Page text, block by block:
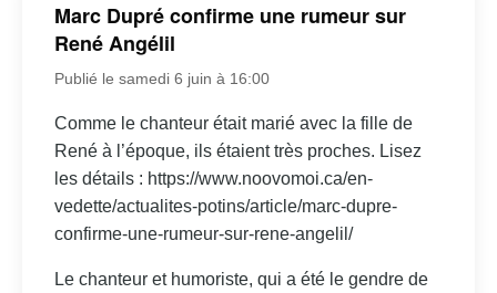
Marc Dupré confirme une rumeur sur
René Angélil
Publié le samedi 6 juin à 16:00
Comme le chanteur était marié avec la fille de
René à l’époque, ils étaient très proches. Lisez
les détails : https://www.noovomoi.ca/en-
vedette/actualites-potins/article/marc-dupre-
confirme-une-rumeur-sur-rene-angelil/
Le chanteur et humoriste, qui a été le gendre de